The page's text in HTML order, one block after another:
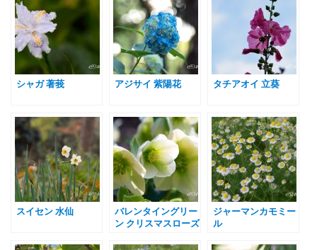
シャガ 著莪 アジサイ 紫陽花 タチアオイ 立葵
スイセン 水仙
バレンタイングリー
ン クリスマスローズ
ジャーマンカモミー
ル